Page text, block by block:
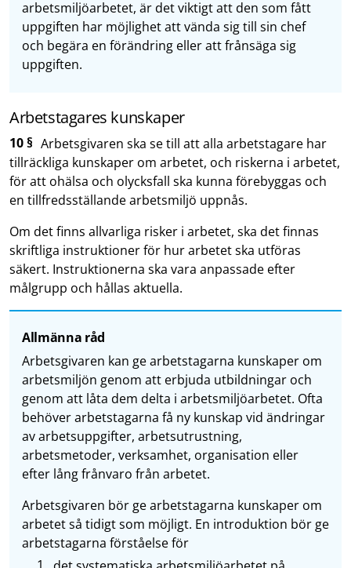
arbetsmiljöarbetet, är det viktigt att den som fått
uppgiften har möjlighet att vända sig till sin chef
och begära en förändring eller att frånsäga sig
uppgiften.
Arbetstagares kunskaper
10 § Arbetsgivaren ska se till att alla arbetstagare har
tillräckliga kunskaper om arbetet, och riskerna i arbetet,
för att ohälsa och olycksfall ska kunna förebyggas och
en tillfredsställande arbetsmiljö uppnås.
Om det finns allvarliga risker i arbetet, ska det finnas
skriftliga instruktioner för hur arbetet ska utföras
säkert. Instruktionerna ska vara anpassade efter
målgrupp och hållas aktuella.
Allmänna råd
Arbetsgivaren kan ge arbetstagarna kunskaper om
arbetsmiljön genom att erbjuda utbildningar och
genom att låta dem delta i arbetsmiljöarbetet. Ofta
behöver arbetstagarna få ny kunskap vid ändringar
av arbetsuppgifter, arbetsutrustning,
arbetsmetoder, verksamhet, organisation eller
efter lång frånvaro från arbetet.
Arbetsgivaren bör ge arbetstagarna kunskaper om
arbetet så tidigt som möjligt. En introduktion bör ge
arbetstagarna förståelse för